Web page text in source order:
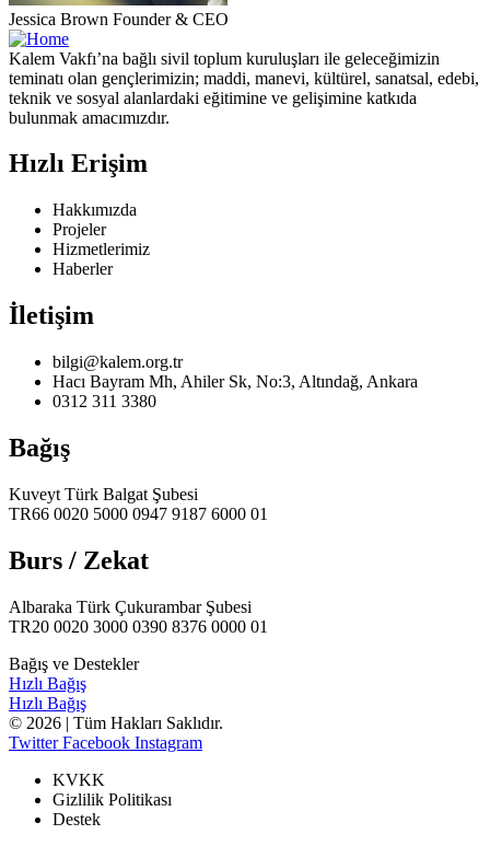
Jessica Brown Founder & CEO
Kalem Vakfı’na bağlı sivil toplum kuruluşları ile geleceğimizin
teminatı olan gençlerimizin; maddi, manevi, kültürel, sanatsal, edebi,
teknik ve sosyal alanlardaki eğitimine ve gelişimine katkıda
bulunmak amacımızdır.
Hızlı Erişim
Hakkımızda
Projeler
Hizmetlerimiz
Haberler
İletişim
bilgi@kalem.org.tr
Hacı Bayram Mh, Ahiler Sk, No:3, Altındağ, Ankara
0312 311 3380
Bağış
Kuveyt Türk Balgat Şubesi
TR66 0020 5000 0947 9187 6000 01
Burs / Zekat
Albaraka Türk Çukurambar Şubesi
TR20 0020 3000 0390 8376 0000 01
Bağış ve Destekler
Hızlı Bağış
Hızlı Bağış
© 2026 | Tüm Hakları Saklıdır.
Twitter Facebook Instagram
KVKK
Gizlilik Politikası
Destek